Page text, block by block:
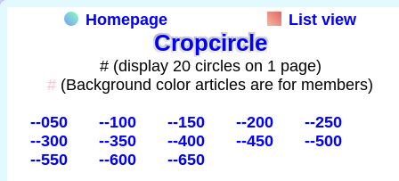
Homepage List view
Cropcircle
# (display 20 circles on 1 page)
# (Background color articles are for members)
--050 --100 --150 --200
--250
--300
--350 --400 --450
--500
--550
--600 --650